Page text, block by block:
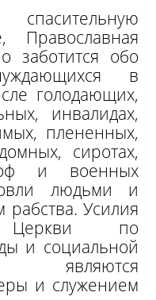
заботится обо
в
голодающих,
инвалидах,
плененных,
сиротах,
и военных
людьми и
Усилия
Церкви по
и социальной
являются
и служением